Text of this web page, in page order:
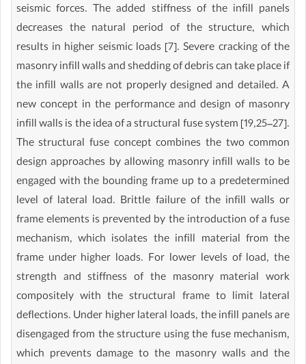
seismic forces. The added stiffness of the infill panels
decreases the natural period of the structure, which
results in higher seismic loads [7]. Severe cracking of the
masonry infill walls and shedding of debris can take place if
the infill walls are not properly designed and detailed. A
new concept in the performance and design of masonry
infill walls is the idea of a structural fuse system [19,25–27].
The structural fuse concept combines the two common
design approaches by allowing masonry infill walls to be
engaged with the bounding frame up to a predetermined
level of lateral load. Brittle failure of the infill walls or
frame elements is prevented by the introduction of a fuse
mechanism, which isolates the infill material from the
frame under higher loads. For lower levels of load, the
strength and stiffness of the masonry material work
compositely with the structural frame to limit lateral
deflections. Under higher lateral loads, the infill panels are
disengaged from the structure using the fuse mechanism,
which prevents damage to the masonry walls and the